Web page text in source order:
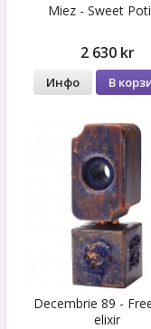
Miez - Sweet
2 630 kr
Инфо В
Decembrie 89 -
elixir